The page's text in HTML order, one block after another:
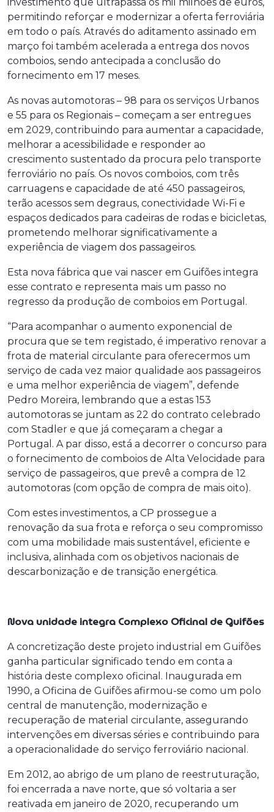
permitindo reforçar e modernizar a oferta ferroviária
em todo o país. Através do aditamento assinado em
março foi também acelerada a entrega dos novos
comboios, sendo antecipada a conclusão do
fornecimento em 17 meses.
As novas automotoras – 98 para os serviços Urbanos
e 55 para os Regionais – começam a ser entregues
em 2029, contribuindo para aumentar a capacidade,
melhorar a acessibilidade e responder ao
crescimento sustentado da procura pelo transporte
ferroviário no país. Os novos comboios, com três
carruagens e capacidade de até 450 passageiros,
terão acessos sem degraus, conectividade Wi-Fi e
espaços dedicados para cadeiras de rodas e bicicletas,
prometendo melhorar significativamente a
experiência de viagem dos passageiros.
Esta nova fábrica que vai nascer em Guifões integra
esse contrato e representa mais um passo no
regresso da produção de comboios em Portugal.
“Para acompanhar o aumento exponencial de
procura que se tem registado, é imperativo renovar a
frota de material circulante para oferecermos um
serviço de cada vez maior qualidade aos passageiros
e uma melhor experiência de viagem”, defende
Pedro Moreira, lembrando que a estas 153
automotoras se juntam as 22 do contrato celebrado
com Stadler e que já começaram a chegar a
Portugal. A par disso, está a decorrer o concurso para
o fornecimento de comboios de Alta Velocidade para
serviço de passageiros, que prevê a compra de 12
automotoras (com opção de compra de mais oito).
Com estes investimentos, a CP prossegue a
renovação da sua frota e reforça o seu compromisso
com uma mobilidade mais sustentável, eficiente e
inclusiva, alinhada com os objetivos nacionais de
descarbonização e de transição energética.
Nova unidade integra Complexo Oficinal de Guifões
A concretização deste projeto industrial em Guifões
ganha particular significado tendo em conta a
história deste complexo oficinal. Inaugurada em
1990, a Oficina de Guifões afirmou-se como um polo
central de manutenção, modernização e
recuperação de material circulante, assegurando
intervenções em diversas séries e contribuindo para
a operacionalidade do serviço ferroviário nacional.
Em 2012, ao abrigo de um plano de reestruturação,
foi encerrada a nave norte, que só voltaria a ser
reativada em janeiro de 2020, recuperando um